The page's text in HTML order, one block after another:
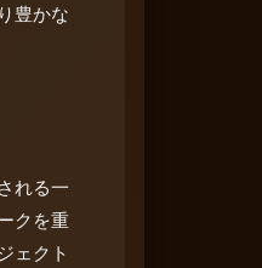
豊かな
れる一
クを重
ェクト